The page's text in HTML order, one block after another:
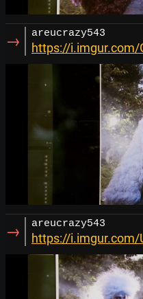
→ areucrazy543
https://i.imgur.com/
→ areucrazy543
https://i.imgur.com/